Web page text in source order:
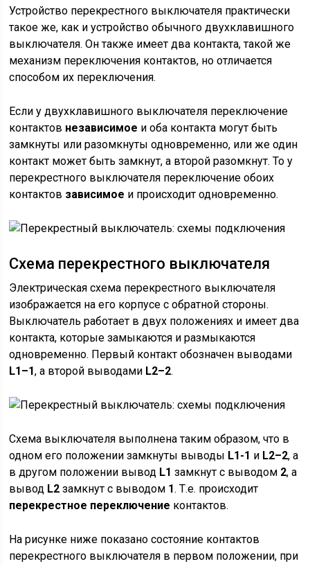
Устройство перекрестного выключателя практически
такое же, как и устройство обычного двухклавишного
выключателя. Он также имеет два контакта, такой же
механизм переключения контактов, но отличается
способом их переключения.
Если у двухклавишного выключателя переключение
контактов независимое и оба контакта могут быть
замкнуты или разомкнуты одновременно, или же один
контакт может быть замкнут, а второй разомкнут. То у
перекрестного выключателя переключение обоих
контактов зависимое и происходит одновременно.
Схема перекрестного выключателя
Электрическая схема перекрестного выключателя
изображается на его корпусе с обратной стороны.
Выключатель работает в двух положениях и имеет два
контакта, которые замыкаются и размыкаются
одновременно. Первый контакт обозначен выводами
L1–1, а второй выводами L2–2.
Схема выключателя выполнена таким образом, что в
одном его положении замкнуты выводы L1-1 и L2–2, а
в другом положении вывод L1 замкнут с выводом 2, а
вывод L2 замкнут с выводом 1. Т.е. происходит
перекрестное переключение контактов.
На рисунке ниже показано состояние контактов
перекрестного выключателя в первом положении, при